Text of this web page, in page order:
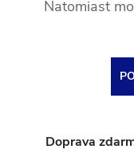
Natomiast
Doprava